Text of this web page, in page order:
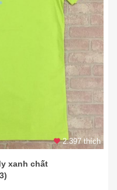
2.397 thích
xanh chất